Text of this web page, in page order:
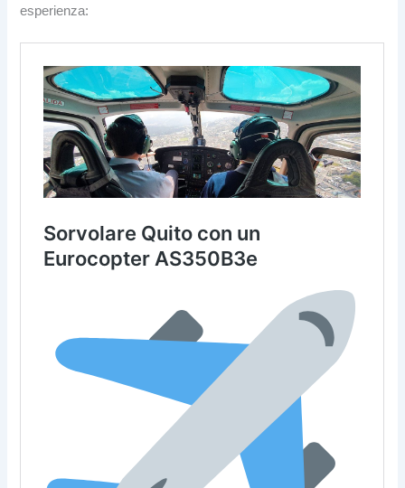
esperienza: